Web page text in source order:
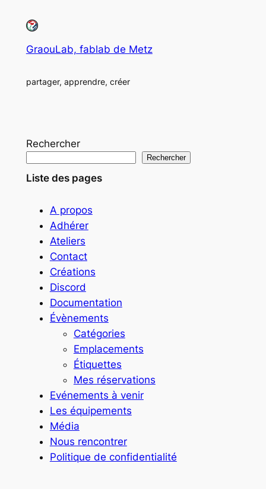
GraouLab, fablab de Metz
partager, apprendre, créer
Rechercher
Rechercher
Liste des pages
A propos
Adhérer
Ateliers
Contact
Créations
Discord
Documentation
Évènements
Catégories
Emplacements
Étiquettes
Mes réservations
Evénements à venir
Les équipements
Média
Nous rencontrer
Politique de confidentialité